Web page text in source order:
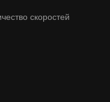
скоростей